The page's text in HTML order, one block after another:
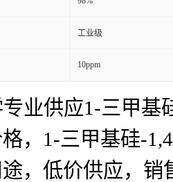
工业级
10ppm
业供应1-三甲基
，1-三甲基硅-
，低价供应，